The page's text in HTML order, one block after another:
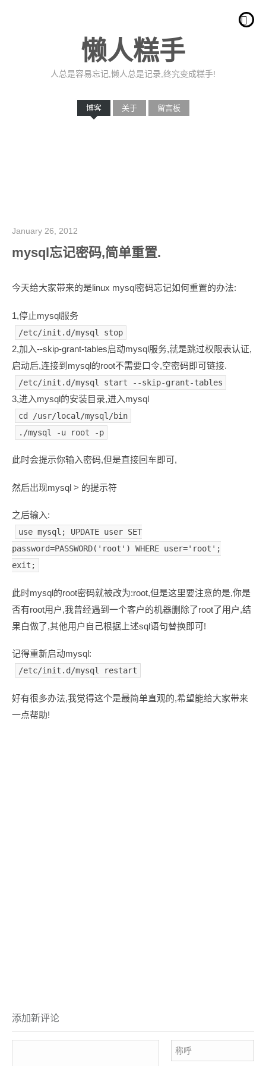
懒人糕手
人总是容易忘记,懒人总是记录,终究变成糕手!
博客 关于 留言板
January 26, 2012
mysql忘记密码,简单重置.
今天给大家带来的是linux mysql密码忘记如何重置的办法:
1,停止mysql服务
/etc/init.d/mysql stop
2,加入--skip-grant-tables启动mysql服务,就是跳过权限表认证,
启动后,连接到mysql的root不需要口令,空密码即可链接.
/etc/init.d/mysql start --skip-grant-tables
3,进入mysql的安装目录,进入mysql
cd /usr/local/mysql/bin
./mysql -u root -p
此时会提示你输入密码,但是直接回车即可,
然后出现mysql > 的提示符
之后输入:
use mysql; UPDATE user SET
password=PASSWORD('root') WHERE user='root';
exit;
此时mysql的root密码就被改为:root,但是这里要注意的是,你是
否有root用户,我曾经遇到一个客户的机器删除了root了用户,结
果白做了,其他用户自己根据上述sql语句替换即可!
记得重新启动mysql:
/etc/init.d/mysql restart
好有很多办法,我觉得这个是最简单直观的,希望能给大家带来
一点帮助!
添加新评论
称呼